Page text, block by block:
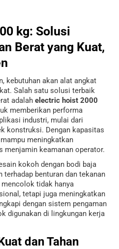
kg: Solusi
Berat yang Kuat,
kebutuhan akan alat angkat
Salah satu solusi terbaik
adalah electric hoist 2000
memberikan performa
industri, mulai dari
konstruksi. Dengan kapasitas
meningkatkan
menjamin keamanan operator.
kokoh dengan bodi baja
terhadap benturan dan tekanan
mencolok tidak hanya
tetapi juga meningkatkan
dengan sistem pengaman
digunakan di lingkungan kerja
dan Tahan